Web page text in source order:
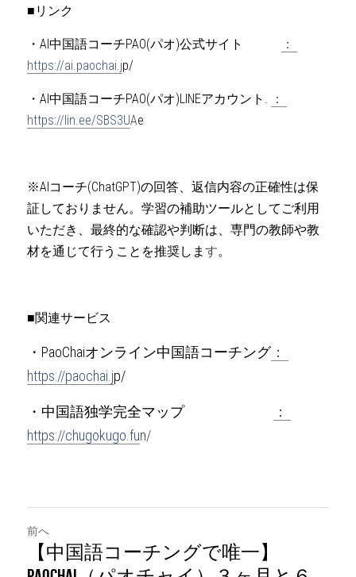
■リンク
・AI中国語コーチPAO(パオ)公式サイト
：
https://ai.paochai.jp/
・AI中国語コーチPAO(パオ)LINEアカウント.
：
https://lin.ee/SBS3UAe
※AIコーチ(ChatGPT)の回答、返信内容の正確性は保
証しておりません。学習の補助ツールとしてご利用
いただき、最終的な確認や判断は、専門の教師や教
材を通じて行うことを推奨しま す。
■関連サービス
・PaoChaiオンライン中国語コーチング：
https://paochai.jp/
・中国語独学完全マップ
：
https://chugokugo.fun/
前へ
【中国語コーチングで唯一】